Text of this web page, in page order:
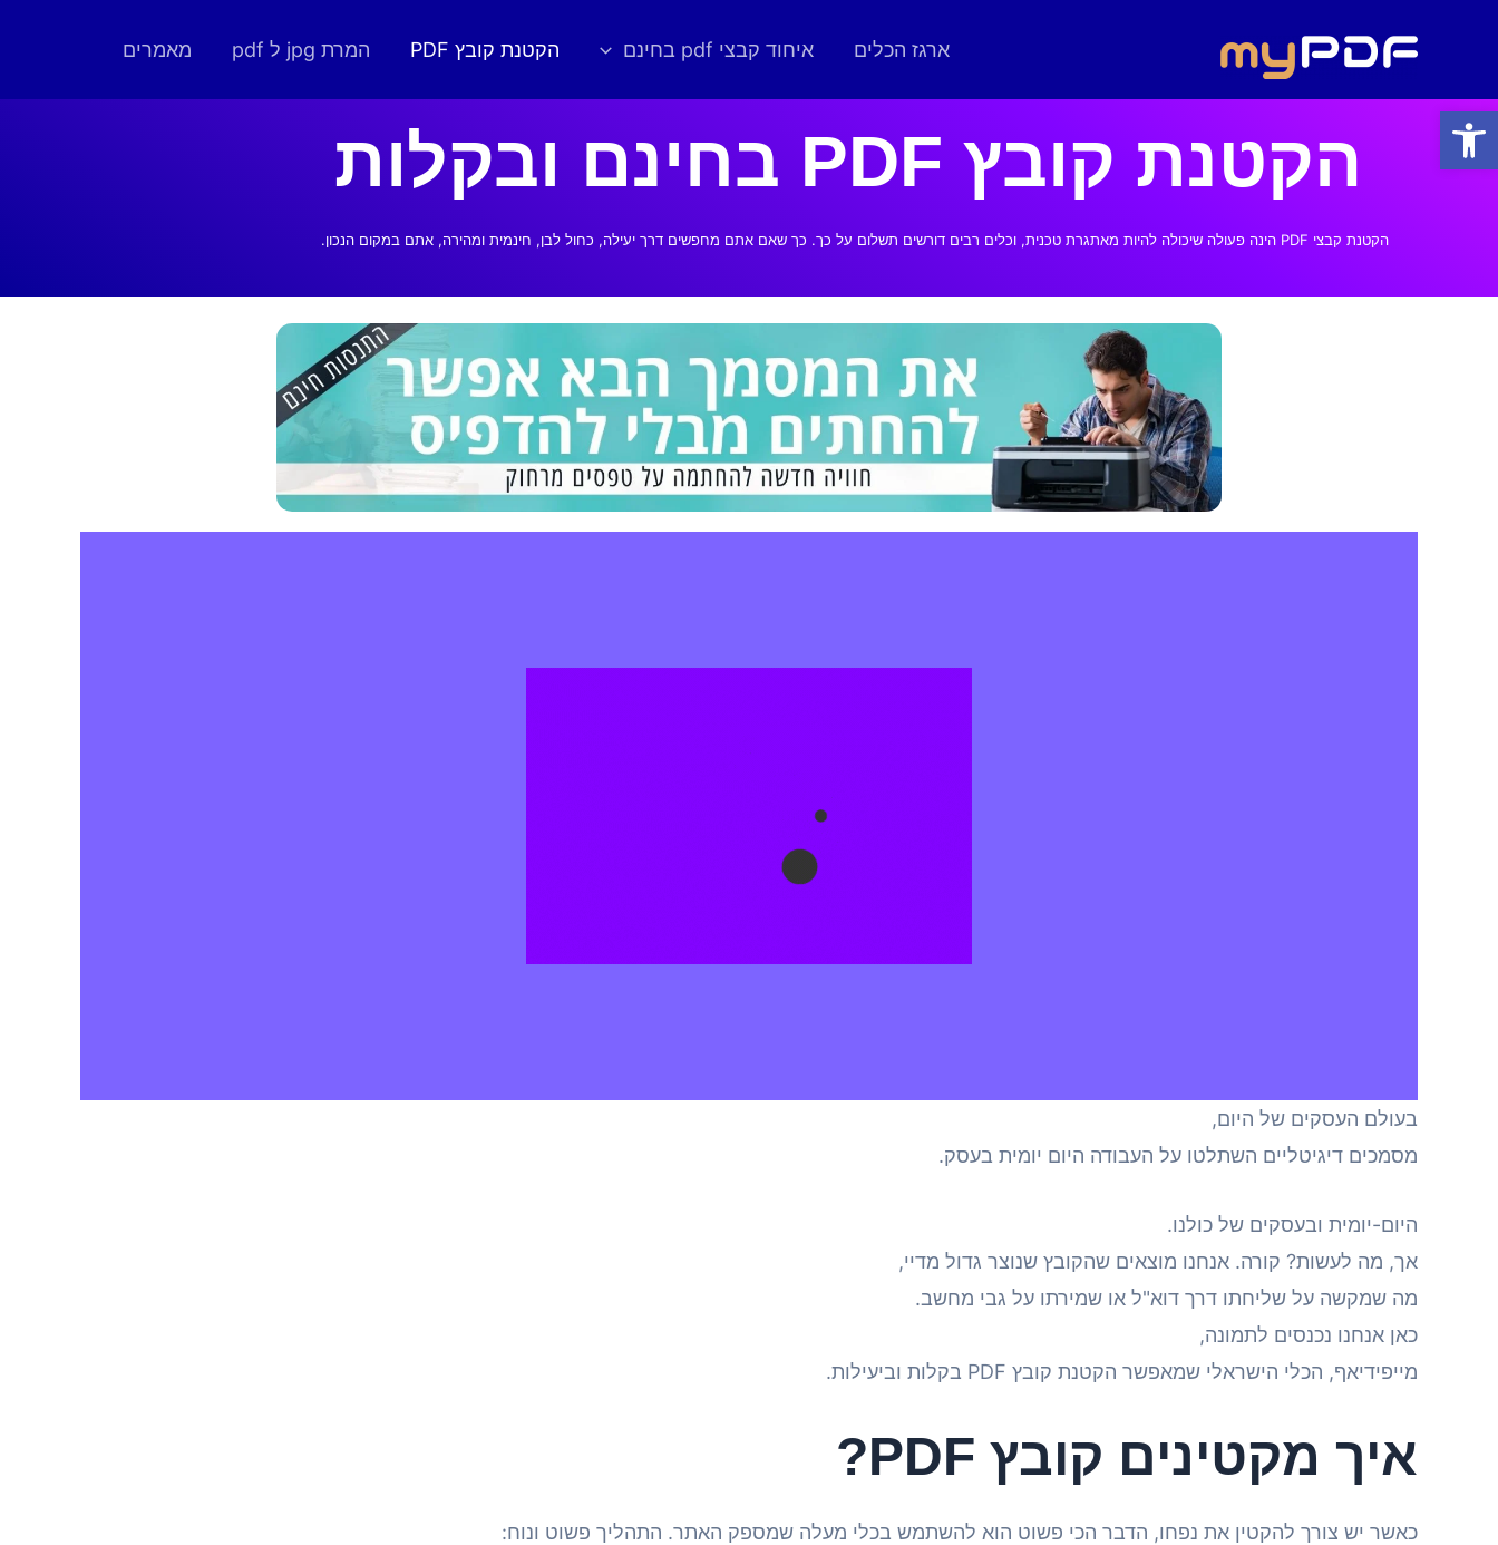
ארגז הכלים איחוד קבצי pdf בחינם הקטנת קובץ PDF המרת jpg ל pdf מאמרים
הקטנת קובץ PDF בחינם ובקלות
הקטנת קבצי PDF הינה פעולה שיכולה להיות מאתגרת טכנית, וכלים רבים דורשים תשלום על כך. כך שאם אתם מחפשים דרך יעילה, כחול לבן, חינמית ומהירה, אתם במקום הנכון.
בעולם העסקים של היום,
מסמכים דיגיטליים השתלטו על העבודה היום יומית בעסק.
היום-יומית ובעסקים של כולנו.
אך, מה לעשות? קורה. אנחנו מוצאים שהקובץ שנוצר גדול מדיי,
מה שמקשה על שליחתו דרך דוא"ל או שמירתו על גבי מחשב.
כאן אנחנו נכנסים לתמונה,
מייפידיאף, הכלי הישראלי שמאפשר הקטנת קובץ PDF בקלות וביעילות.
איך מקטינים קובץ PDF?
כאשר יש צורך להקטין את נפחו, הדבר הכי פשוט הוא להשתמש בכלי מעלה שמספק האתר. התהליך פשוט ונוח:
פתח סרגל נגישות